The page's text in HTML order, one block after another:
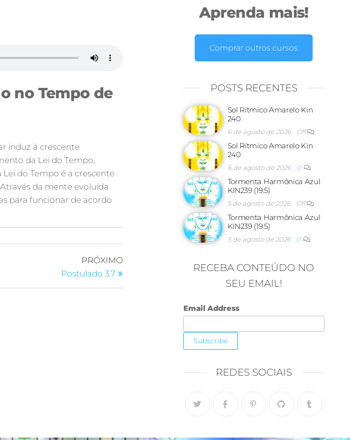
no Tempo de
induz à crescente
da Lei do Tempo,
do Tempo é a crescente
da mente evoluída
para funcionar de acordo
PRÓXIMO
Postulado 3.7
Aprenda mais!
Comprar outros cursos
POSTS RECENTES
Sol Rítmico Amarelo Kin
240
6 de agosto de 2026 Off
Sol Rítmico Amarelo Kin
240
6 de agosto de 2026 0
Tormenta Harmônica Azul
KIN239 (19.5)
5 de agosto de 2026 Off
Tormenta Harmônica Azul
KIN239 (19.5)
5 de agosto de 2026 0
RECEBA CONTEÚDO NO
SEU EMAIL!
Email Address
REDES SOCIAIS